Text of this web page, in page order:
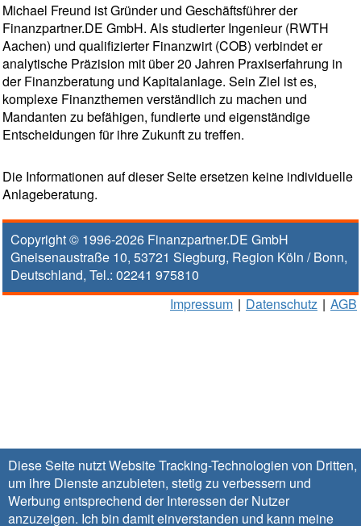
Diese Seite nutzt Website Tracking-Technologien von Dritten,
um ihre Dienste anzubieten, stetig zu verbessern und
Werbung entsprechend der Interessen der Nutzer
anzuzeigen. Ich bin damit einverstanden und kann meine
Michael Freund ist Gründer und Geschäftsführer der
Finanzpartner.DE GmbH. Als studierter Ingenieur (RWTH
Aachen) und qualifizierter Finanzwirt (COB) verbindet er
analytische Präzision mit über 20 Jahren Praxiserfahrung in
der Finanzberatung und Kapitalanlage. Sein Ziel ist es,
komplexe Finanzthemen verständlich zu machen und
Mandanten zu befähigen, fundierte und eigenständige
Entscheidungen für ihre Zukunft zu treffen.
Die Informationen auf dieser Seite ersetzen keine individuelle
Anlageberatung.
Copyright © 1996-2026 Finanzpartner.DE GmbH
Gneisenaustraße 10, 53721 Siegburg, Region Köln / Bonn,
Deutschland, Tel.: 02241 975810
Impressum | Datenschutz | AGB